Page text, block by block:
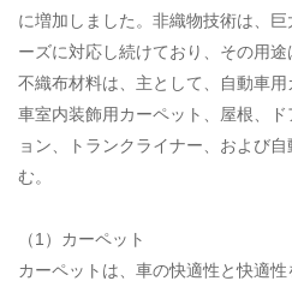
に増加しました。非織物技術は、
ーズに対応し続けており、その用
不織布材料は、主として、自動車
車室内装飾用カーペット、屋根、
ョン、トランクライナー、および
む。
（1）カーペット
カーペットは、車の快適性と快適性